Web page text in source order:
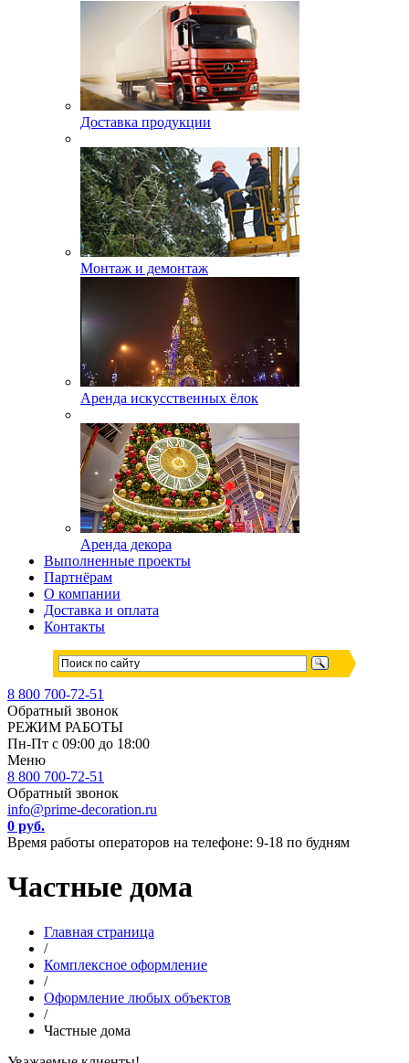
Доставка продукции
Монтаж и демонтаж
Аренда искусственных ёлок
Аренда декора
Выполненные проекты
Партнёрам
О компании
Доставка и оплата
Контакты
8 800 700-72-51
Обратный звонок
РЕЖИМ РАБОТЫ
Пн-Пт с 09:00 до 18:00
Меню
8 800 700-72-51
Обратный звонок
info@prime-decoration.ru
0 руб.
Время работы операторов на телефоне: 9-18 по будням
Частные дома
Главная страница
/
Комплексное оформление
/
Оформление любых объектов
/
Частные дома